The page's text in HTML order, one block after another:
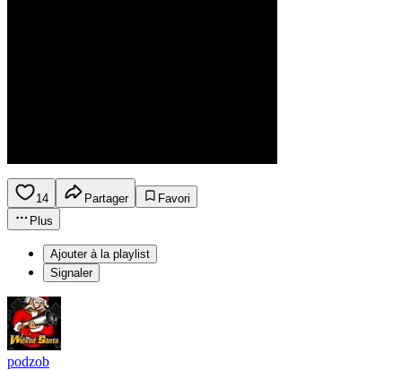
14 Partager
Favori
Plus
Ajouter à la playlist
Signaler
podzob